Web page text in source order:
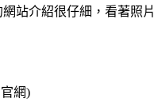
站介紹很仔細，看著照片
網)